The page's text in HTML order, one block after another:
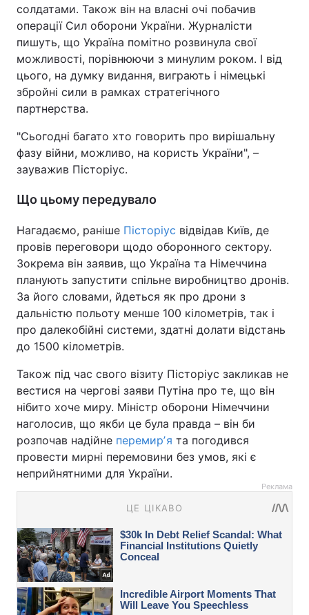
солдатами. Також він на власні очі побачив
операції Сил оборони України. Журналісти
пишуть, що Україна помітно розвинула свої
можливості, порівнюючи з минулим роком. І від
цього, на думку видання, виграють і німецькі
збройні сили в рамках стратегічного
партнерства.
"Сьогодні багато хто говорить про вирішальну
фазу війни, можливо, на користь України", –
зауважив Пісторіус.
Що цьому передувало
Нагадаємо, раніше Пісторіус відвідав Київ, де
провів переговори щодо оборонного сектору.
Зокрема він заявив, що Україна та Німеччина
планують запустити спільне виробництво дронів.
За його словами, йдеться як про дрони з
дальністю польоту менше 100 кілометрів, так і
про далекобійні системи, здатні долати відстань
до 1500 кілометрів.
Також під час свого візиту Пісторіус закликав не
вестися на чергові заяви Путіна про те, що він
нібито хоче миру. Міністр оборони Німеччини
наголосив, що якби це була правда – він би
розпочав надійне перемирʼя та погодився
провести мирні перемовини без умов, які є
неприйнятними для України.
Реклама